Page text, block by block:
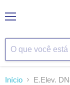
Início E.Elev.